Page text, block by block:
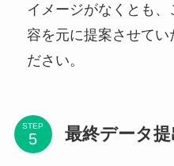
イメージがなくとも
容を元に提案させてい
ださい。
STEP 最終データ提